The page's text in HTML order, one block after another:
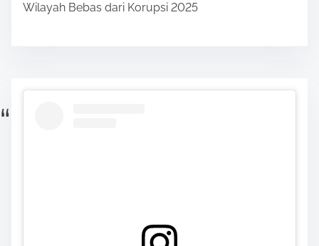
Wilayah Bebas dari Korupsi 2025